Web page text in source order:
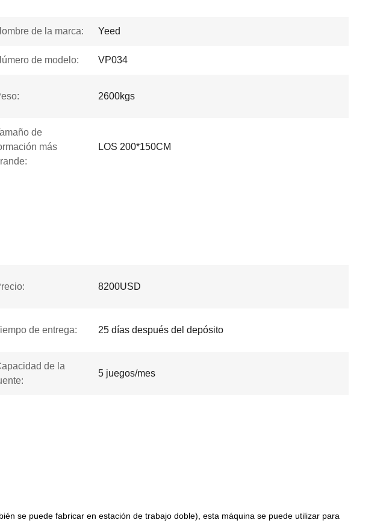
de la marca: Yeed
de modelo: VP034
2600kgs
de
más
LOS 200*150CM
8200USD
de entrega: 25 días después del depósito
de la
5 juegos/mes
se puede fabricar en estación de trabajo doble), esta máquina se puede utilizar para